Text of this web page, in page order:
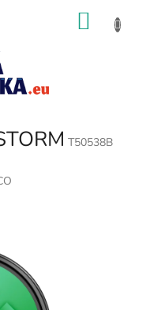
T50538B